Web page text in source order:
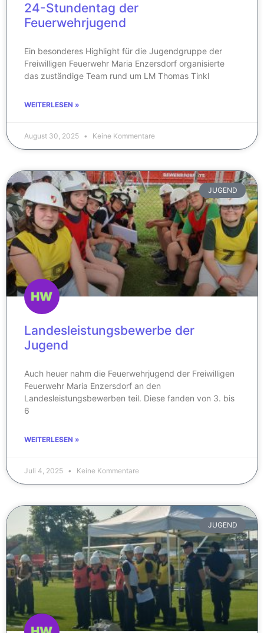
24-Stundentag der
Feuerwehrjugend
Ein besonderes Highlight für die Jugendgruppe der
Freiwilligen Feuerwehr Maria Enzersdorf organisierte
das zuständige Team rund um LM Thomas Tinkl
WEITERLESEN »
August 30, 2025 Keine Kommentare
JUGEND
Landesleistungsbewerbe der
Jugend
Auch heuer nahm die Feuerwehrjugend der Freiwilligen
Feuerwehr Maria Enzersdorf an den
Landesleistungsbewerben teil. Diese fanden von 3. bis
6
WEITERLESEN »
Juli 4, 2025 Keine Kommentare
JUGEND